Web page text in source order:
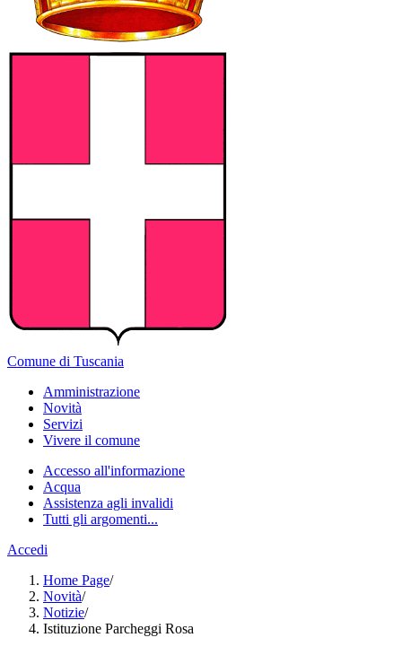
Comune di Tuscania
Amministrazione
Novità
Servizi
Vivere il comune
Accesso all'informazione
Acqua
Assistenza agli invalidi
Tutti gli argomenti...
Accedi
Home Page/
Novità/
Notizie/
Istituzione Parcheggi Rosa